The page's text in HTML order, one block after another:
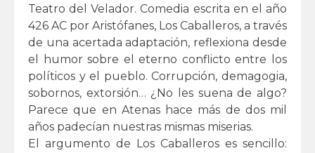
Teatro del Velador. Comedia escrita en el año
426 AC por Aristófanes, Los Caballeros, a través
de una acertada adaptación, reflexiona desde
el humor sobre el eterno conflicto entre los
políticos y el pueblo. Corrupción, demagogia,
sobornos, extorsión… ¿No les suena de algo?
Parece que en Atenas hace más de dos mil
años padecían nuestras mismas miserias.
El argumento de Los Caballeros es sencillo: